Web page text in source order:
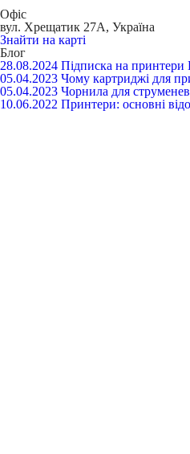
Офіс
вул. Хрещатик 27А, Україна
Знайти на карті
Блог
28.08.2024 Підписка на принтери
05.04.2023 Чому картриджі для
05.04.2023 Чорнила для
10.06.2022 Принтери: основні